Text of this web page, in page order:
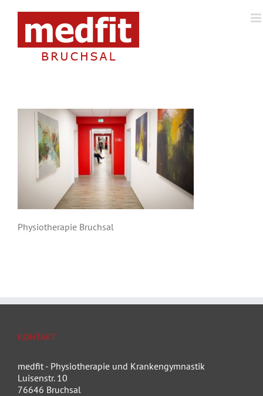
springen
Physiotherapie Bruchsal
KONTAKT
medfit - Physiotherapie und Krankengymnastik
Luisenstr. 10
76646 Bruchsal